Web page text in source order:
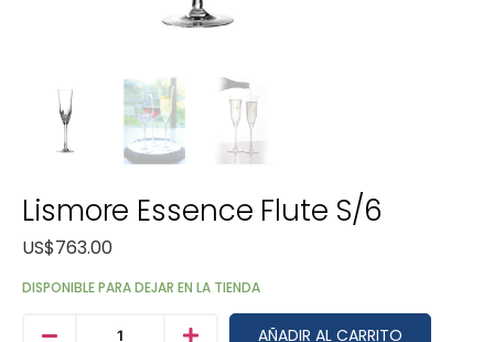
Lismore Essence Flute S/6
US$763.00
DISPONIBLE PARA DEJAR EN LA TIENDA
AÑADIR AL CARRITO